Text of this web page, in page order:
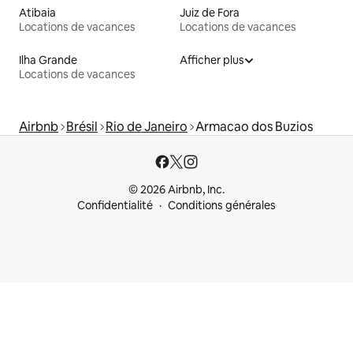
Atibaia
Locations de vacances
Juiz de Fora
Locations de vacances
Ilha Grande
Locations de vacances
Afficher plus
Airbnb Brésil Rio de Janeiro Armacao dos Buzios
© 2026 Airbnb, Inc.
Confidentialité
Conditions générales